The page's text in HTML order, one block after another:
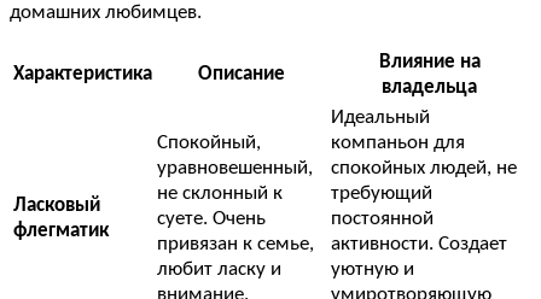
домашних любимцев.
Характеристика Описание
Влияние на
владельца
Ласковый
флегматик
Спокойный,
уравновешенный,
не склонный к
суете. Очень
привязан к семье,
любит ласку и
Идеальный
компаньон для
спокойных людей, не
требующий
постоянной
активности. Создает
уютную и